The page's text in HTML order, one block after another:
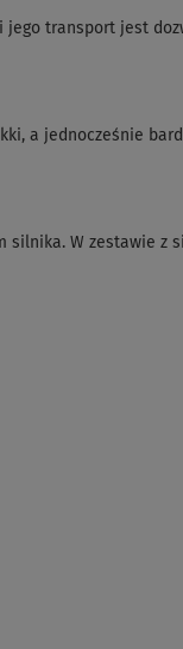
i jego transport jest
a jednocześnie
W zestawie